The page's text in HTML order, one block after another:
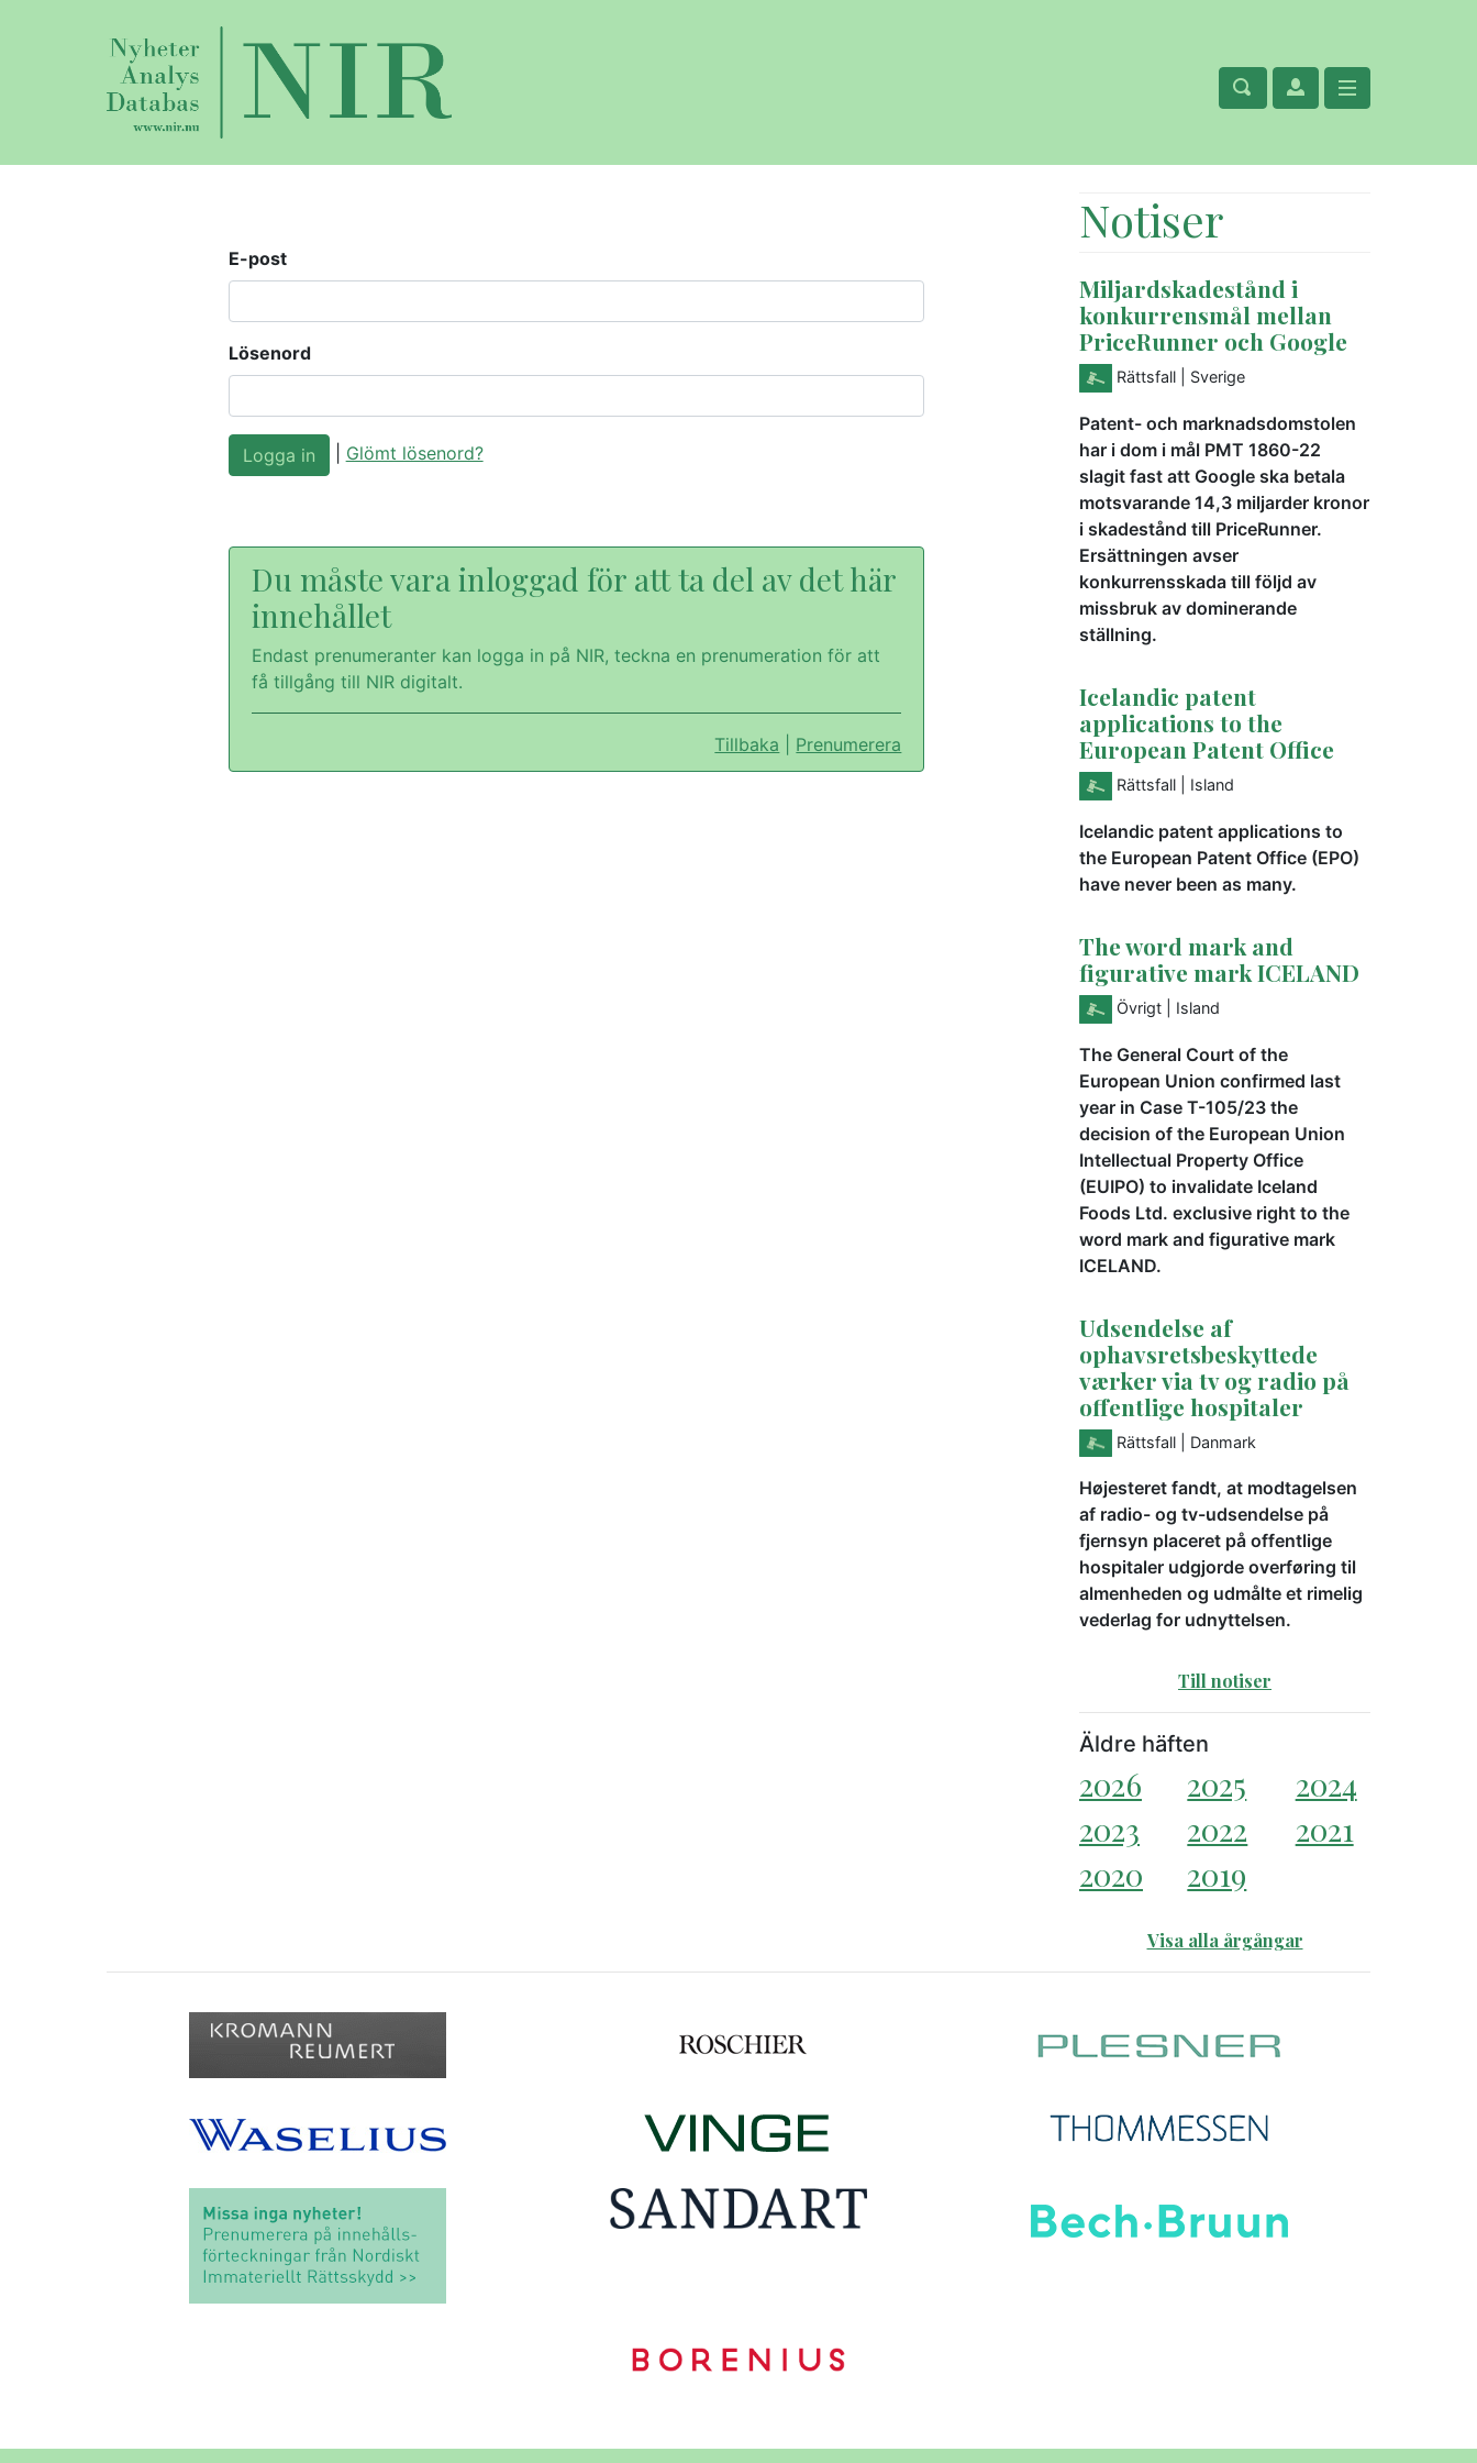
E-post
Lösenord
Glömt lösenord?
Du måste vara inloggad för att ta del av det här
innehållet
Endast prenumeranter kan logga in på NIR, teckna en prenumeration för att
få tillgång till NIR digitalt.
Tillbaka Prenumerera
Notiser
Miljardskadestånd i
konkurrensmål mellan
PriceRunner och Google
Rättsfall | Sverige
Patent- och marknadsdomstolen
har i dom i mål PMT 1860-22
slagit fast att Google ska betala
motsvarande 14,3 miljarder kronor
i skadestånd till PriceRunner.
Ersättningen avser
konkurrensskada till följd av
missbruk av dominerande
ställning.
Icelandic patent
applications to the
European Patent Office
Rättsfall | Island
Icelandic patent applications to
the European Patent Office (EPO)
have never been as many.
The word mark and
figurative mark ICELAND
Övrigt | Island
The General Court of the
European Union confirmed last
year in Case T-105/23 the
decision of the European Union
Intellectual Property Office
(EUIPO) to invalidate Iceland
Foods Ltd. exclusive right to the
word mark and figurative mark
ICELAND.
Udsendelse af
ophavsretsbeskyttede
værker via tv og radio på
offentlige hospitaler
Rättsfall | Danmark
Højesteret fandt, at modtagelsen
af radio- og tv-udsendelse på
fjernsyn placeret på offentlige
hospitaler udgjorde overføring til
almenheden og udmålte et rimelig
vederlag for udnyttelsen.
Till notiser
Äldre häften
2026 2025
2024
2023
2022
2021
2020
2019
Visa alla årgångar